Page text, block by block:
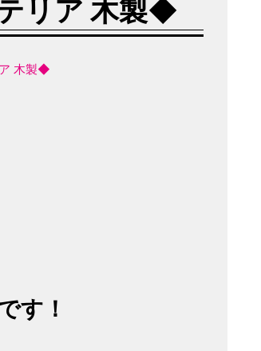
リア 木製◆
木製◆
す！